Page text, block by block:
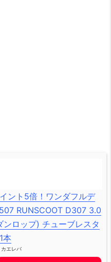
ント5倍！ワンダフルデ
RUNSCOOT D307 3.0
ロップ) チューブレスタ
本
カエレバ